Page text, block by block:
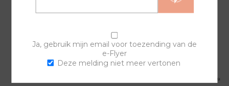
Ja, gebruik mijn email voor toezending van de
e-Flyer
Deze melding niet meer vertonen